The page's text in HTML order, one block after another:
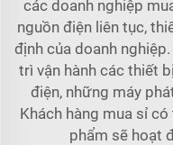
các doanh nghiệp
nguồn điện liên tục,
định của doanh
trì vận hành các thiết
điện, những máy
Khách hàng mua sỉ
phẩm sẽ hoạt